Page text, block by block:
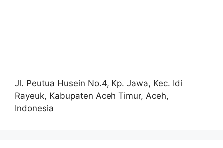
Jl. Peutua Husein No.4, Kp. Jawa, Kec. Idi
Rayeuk, Kabupaten Aceh Timur, Aceh,
Indonesia